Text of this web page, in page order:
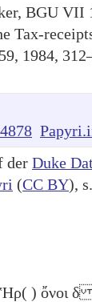
BGU VII
Tax-
1984,
der Duke
(CC BY),
) ὄνοι δ